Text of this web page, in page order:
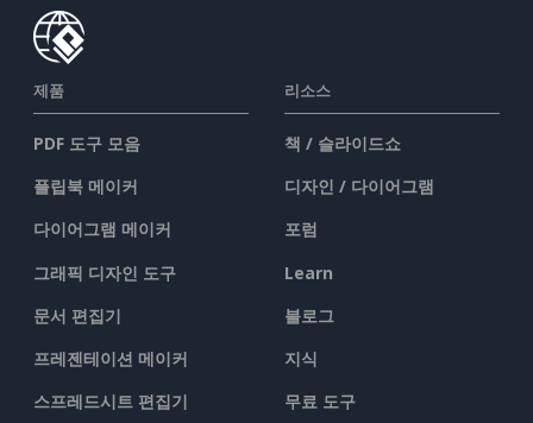
제품
PDF 도구 모음
플립북 메이커
다이어그램 메이커
그래픽 디자인 도구
문서 편집기
프레젠테이션 메이커
스프레드시트 편집기
리소스
책 / 슬라이드쇼
디자인 / 다이어그램
포럼
Learn
블로그
지식
무료 도구